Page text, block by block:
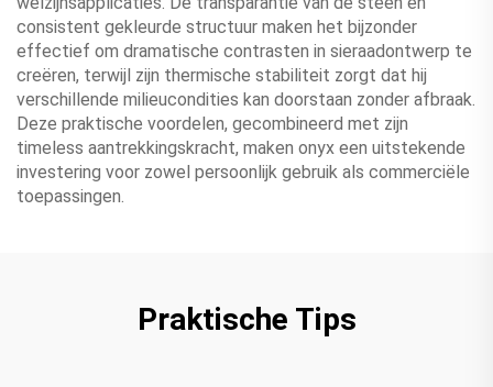
consistent gekleurde structuur maken het bijzonder
effectief om dramatische contrasten in sieraadontwerp te
creëren, terwijl zijn thermische stabiliteit zorgt dat hij
verschillende milieucondities kan doorstaan zonder afbraak.
Deze praktische voordelen, gecombineerd met zijn
timeless aantrekkingskracht, maken onyx een uitstekende
investering voor zowel persoonlijk gebruik als commerciële
toepassingen.
Praktische Tips